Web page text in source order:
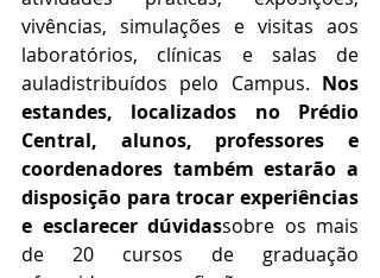
vivências, simulações e visitas aos
laboratórios, clínicas e salas de
auladistribuídos pelo Campus. Nos
estandes, localizados no Prédio
Central, alunos, professores e
coordenadores também estarão a
disposição para trocar experiências
e esclarecer dúvidassobre os mais
de 20 cursos de graduação